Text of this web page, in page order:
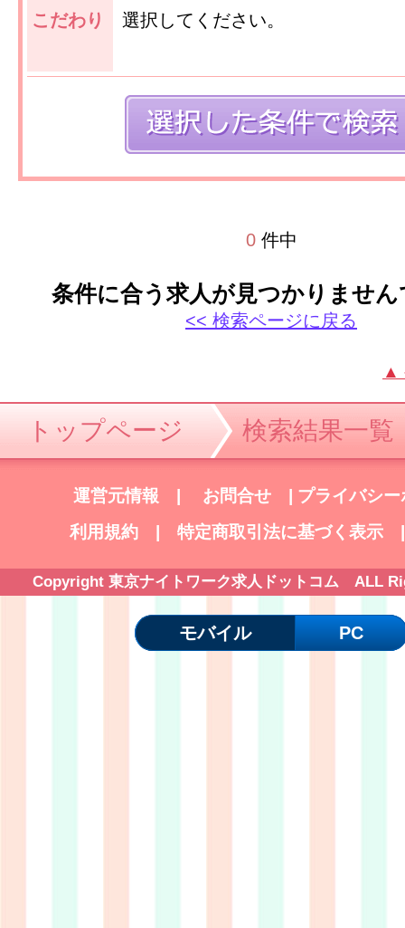
こだわり 選択してください。
0件中
条件に合う求人が見つかりませ
<< 検索ページに戻る
▲
トップページ 検索結果一覧
運営元情報 お問合せ
プライバシ
利用規約| 特定商取引法に基づく表示
Copyright 東京ナイトワーク求人ドットコム ALL
モバイル PC